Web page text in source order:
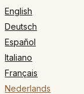
English
Deutsch
Español
Italiano
Français
Nederlands